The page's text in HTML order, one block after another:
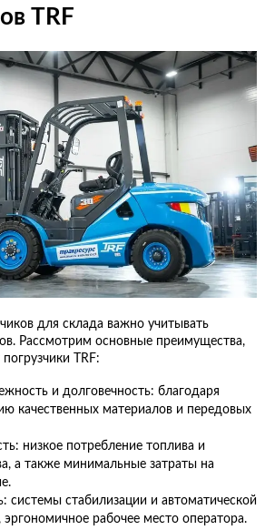
TRF
для склада важно учитывать
Рассмотрим основные преимущества,
TRF:
и долговечность: благодаря
качественных материалов и передовых
низкое потребление топлива и
а также минимальные затраты на
системы стабилизации и автоматической
эргономичное рабочее место оператора.